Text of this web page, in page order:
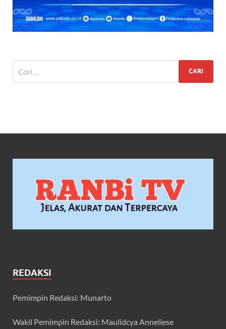
REDAKSI
Pemimpin Redaksi: Munarto
Wakil Pemimpin Redaksi: Maulidcya Anneliese